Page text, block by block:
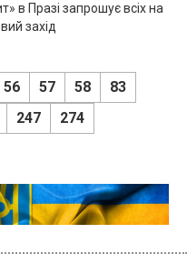
в Празі запрошує всіх на
захід
56 57 58
83
247 274